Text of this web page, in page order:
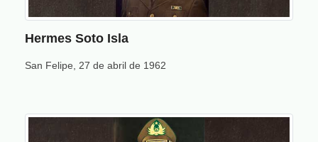
Hermes Soto Isla
San Felipe, 27 de abril de 1962